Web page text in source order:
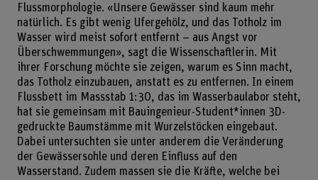
Flussmorphologie. «Unsere Gewässer sind kaum mehr
natürlich. Es gibt wenig Ufergehölz, und das Totholz im
Wasser wird meist sofort entfernt – aus Angst vor
Überschwemmungen», sagt die Wissenschaftlerin. Mit
ihrer Forschung möchte sie zeigen, warum es Sinn macht,
das Totholz einzubauen, anstatt es zu entfernen. In einem
Flussbett im Massstab 1:30, das im Wasserbaulabor steht,
hat sie gemeinsam mit Bauingenieur-Student*innen 3D-
gedruckte Baumstämme mit Wurzelstöcken eingebaut.
Dabei untersuchten sie unter anderem die Veränderung
der Gewässersohle und deren Einfluss auf den
Wasserstand. Zudem massen sie die Kräfte, welche bei